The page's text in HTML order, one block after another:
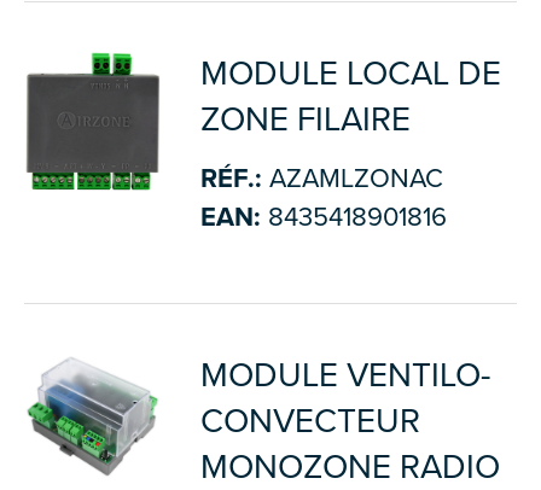
MODULE LOCAL DE
ZONE FILAIRE
RÉF.: AZAMLZONAC
EAN: 8435418901816
MODULE VENTILO-
CONVECTEUR
MONOZONE RADIO